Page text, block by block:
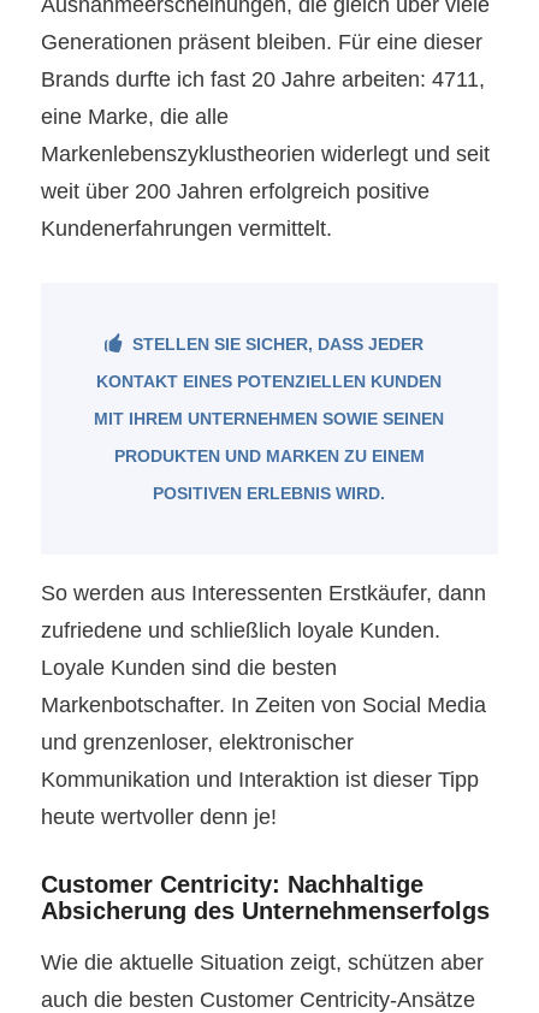
Generationen präsent bleiben. Für eine dieser
Brands durfte ich fast 20 Jahre arbeiten: 4711,
eine Marke, die alle
Markenlebenszyklustheorien widerlegt und seit
weit über 200 Jahren erfolgreich positive
Kundenerfahrungen vermittelt.
STELLEN SIE SICHER, DASS JEDER
KONTAKT EINES POTENZIELLEN KUNDEN
MIT IHREM UNTERNEHMEN SOWIE SEINEN
PRODUKTEN UND MARKEN ZU EINEM
POSITIVEN ERLEBNIS WIRD.
So werden aus Interessenten Erstkäufer, dann
zufriedene und schließlich loyale Kunden.
Loyale Kunden sind die besten
Markenbotschafter. In Zeiten von Social Media
und grenzenloser, elektronischer
Kommunikation und Interaktion ist dieser Tipp
heute wertvoller denn je!
Customer Centricity: Nachhaltige
Absicherung des Unternehmenserfolgs
Wie die aktuelle Situation zeigt, schützen aber
auch die besten Customer Centricity-Ansätze